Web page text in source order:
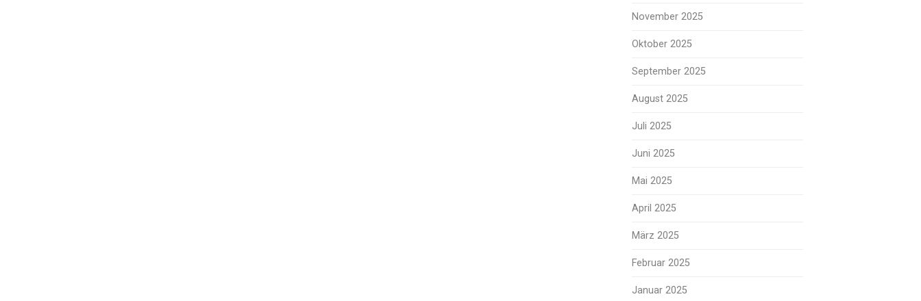
November 2025
Oktober 2025
September 2025
August 2025
Juli 2025
Juni 2025
Mai 2025
April 2025
März 2025
Februar 2025
Januar 2025